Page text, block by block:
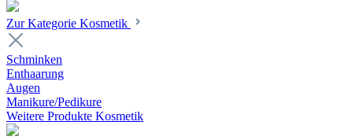
Zur Kategorie Kosmetik
Schminken
Enthaarung
Augen
Manikure/Pedikure
Weitere Produkte Kosmetik